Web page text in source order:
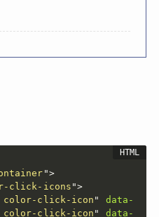
">
click-icons ">
color-click-icon " data-icon
color-click-icon " data-icon